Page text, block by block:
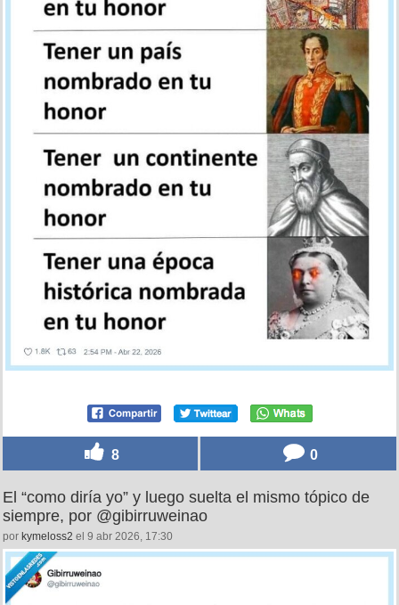
8 0
El “como diría yo” y luego suelta el mismo tópico de
siempre, por @gibirruweinao
por kymeloss2 el 9 abr 2026, 17:30